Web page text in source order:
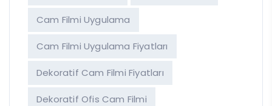
Cam Filmi Uygulama
Cam Filmi Uygulama Fiyatları
Dekoratif Cam Filmi Fiyatları
Dekoratif Ofis Cam Filmi